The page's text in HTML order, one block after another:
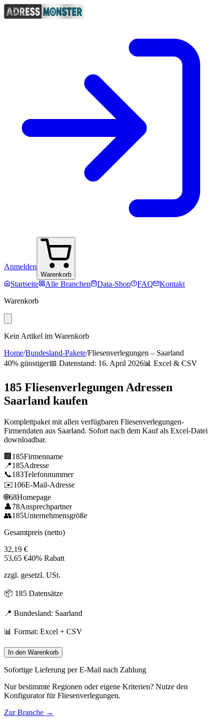
Anmelden
Warenkorb
Startseite Alle Branchen Data-Shop FAQ
Kontakt
Warenkorb
Kein Artikel im Warenkorb
Home/Bundesland-Pakete/Fliesenverlegungen – Saarland
40% günstiger📅 Datenstand: 16. April 2026📊 Excel & CSV
185 Fliesenverlegungen Adressen
Saarland kaufen
Komplettpaket mit allen verfügbaren Fliesenverlegungen-
Firmendaten aus Saarland. Sofort nach dem Kauf als Excel-Datei
downloadbar.
🏢 185Firmenname
📍185Adresse
📞183Telefonnummer
✉️106E-Mail-Adresse
🌐68Homepage
👤78Ansprechpartner
👥185Unternehmensgröße
Gesamtpreis (netto)
32,19 €
53,65 €40% Rabatt
zzgl. gesetzl. USt.
📦 185 Datensätze
📍 Bundesland: Saarland
📊 Format: Excel + CSV
In den Warenkorb
Sofortige Lieferung per E-Mail nach Zahlung
Nur bestimmte Regionen oder eigene Kriterien? Nutze den
Konfigurator fürFliesenverlegungen.
Zur Branche →